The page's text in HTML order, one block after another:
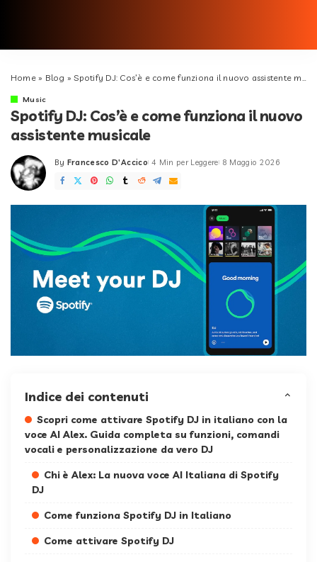
Home» Blog »Spotify DJ: Cos’è e come funziona il nuovo assistente musicale
Music
Spotify DJ: Cos’è e come funziona il nuovo
assistente musicale
Posted
by
By Francesco D'Accico 4 Min per Leggere 8 Maggio 2026
Indice dei contenuti
Scopri come attivare Spotify DJ in italiano con la
voce AI Alex. Guida completa su funzioni, comandi
vocali e personalizzazione da vero DJ
Chi è Alex: La nuova voce AI Italiana di Spotify
DJ
Come funziona Spotify DJ in Italiano
Come attivare Spotify DJ